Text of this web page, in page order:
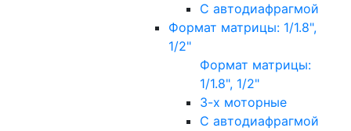
С автодиафрагмой
Формат матрицы: 1/1.8",
1/2"
Формат матрицы:
1/1.8", 1/2"
3-х моторные
С автодиафрагмой